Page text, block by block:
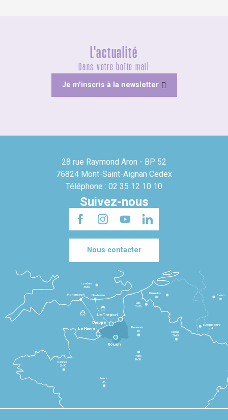
L'actualité
Dans votre boîte mail
Je m'inscris à la newsletter
28 rue Raymond Aron - BP 52
76824 Mont-Saint-Aignan Cedex
Téléphone : 02 35 12 10 10
Suivez-nous
Nous contacter
Le Havre
Dieppe
Le Tréport
Rennes
2h30
Tours
3h
Paris
1h30
Beauvais
1h
Reims
2h45
Lille
2h30
Bruxelles
3h
Londres
3h30
Newhaven
Portsmouth
Bonn
5h
Luxembourg
4h
Rouen